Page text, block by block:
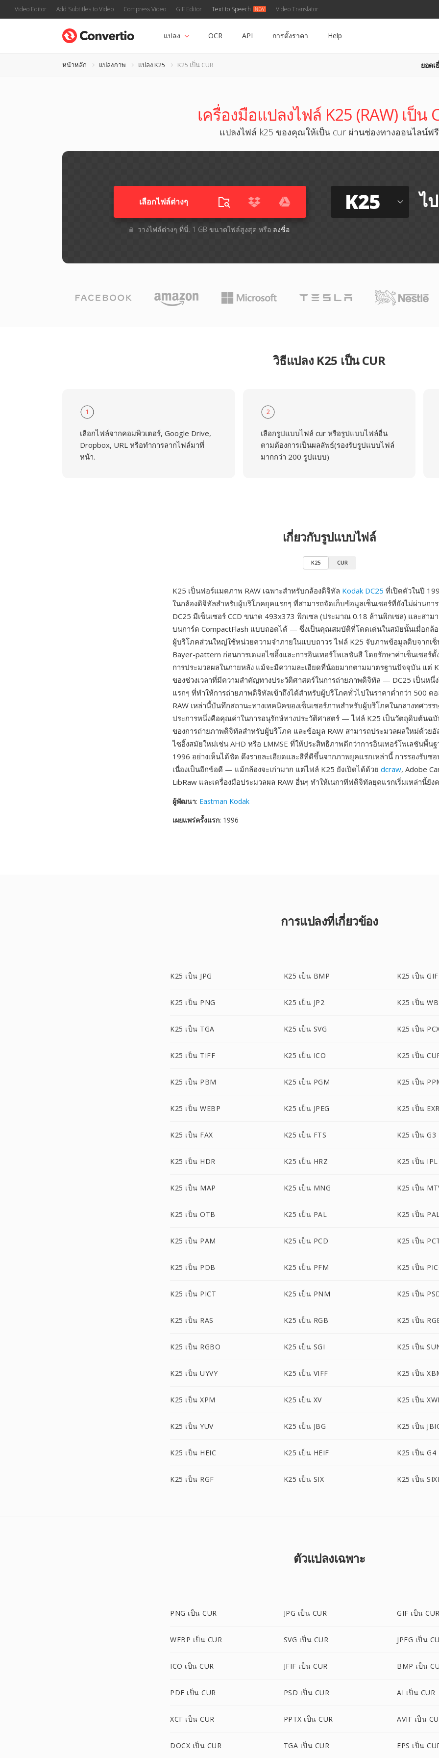
Video Editor Add Subtitles to Video Compress Video GIF Editor Text to Speech Video Translator
แปลง OCR API การตั้งราคา Help
หน้าหลัก แปลงภาพ แปลง K25 K25 เป็น CUR ยอดเ
เครื่องมือแปลงไฟล์ K25 (RAW) เป็น
แปลงไฟล์ k25 ของคุณให้เป็น cur ผ่านช่องทางออนไลน์ฟรี
เลือกไฟล์ต่างๆ​
วางไฟล์ต่างๆ​ ที่นี่. 1 GB ขนาดไฟล์สูงสุด หรือ ลงชื่อ
K25 ไ
วิธีแปลง K25 เป็น CUR
1
เลือกไฟล์จากคอมพิวเตอร์, Google Drive,
Dropbox, URL หรือทำการลากไฟล์มาที่
หน้า.
2
เลือกรูปแบบไฟล์ cur หรือรูปแบบไฟล์อื่น
ตามต้องการเป็นผลลัพธ์(รองรับรูปแบบไฟล์
มากกว่า 200 รูปแบบ)
เกี่ยวกับรูปแบบไฟล์
K25 CUR
K25 เป็นฟอร์แมตภาพ RAW เฉพาะสำหรับกล้องดิจิทัล Kodak DC25 ที่เปิดตัวในปี
ในกล้องดิจิทัลสำหรับผู้บริโภคยุคแรกๆ ที่สามารถจัดเก็บข้อมูลเซ็นเซอร์ที่ยังไม่ผ่านกา
DC25 มีเซ็นเซอร์ CCD ขนาด 493x373 พิกเซล (ประมาณ 0.18 ล้านพิกเซล) และสาม
บนการ์ด CompactFlash แบบถอดได้ — ซึ่งเป็นคุณสมบัติที่โดดเด่นในสมัยนั้นเมื่อกล้
ผู้บริโภคส่วนใหญ่ใช้หน่วยความจำภายในแบบถาวร ไฟล์ K25 จับภาพข้อมูลดิบจากเซ็
Bayer-pattern ก่อนการเดมอไซอิ้งและการอินเทอร์โพเลชันสี โดยรักษาค่าเซ็นเซอร์ดั้
การประมวลผลในภายหลัง แม้จะมีความละเอียดที่น้อยมากตามมาตรฐานปัจจุบัน แต่
ของช่วงเวลาที่มีความสำคัญทางประวัติศาสตร์ในการถ่ายภาพดิจิทัล — DC25 เป็นหนึ่
แรกๆ ที่ทำให้การถ่ายภาพดิจิทัลเข้าถึงได้สำหรับผู้บริโภคทั่วไปในราคาต่ำกว่า 500 ด
RAW เหล่านี้บันทึกสถานะทางเทคนิคของเซ็นเซอร์ภาพสำหรับผู้บริโภคในกลางทศวร
ประการหนึ่งคือคุณค่าในการอนุรักษ์ทางประวัติศาสตร์ — ไฟล์ K25 เป็นวัตถุดิบต้นฉ
ของการถ่ายภาพดิจิทัลสำหรับผู้บริโภค และข้อมูล RAW สามารถประมวลผลใหม่ด้วยอั
ไซอิ้งสมัยใหม่เช่น AHD หรือ LMMSE ที่ให้ประสิทธิภาพดีกว่าการอินเทอร์โพเลชันพื้น
1996 อย่างเห็นได้ชัด ดึงรายละเอียดและสีที่ดีขึ้นจากภาพยุคแรกเหล่านี้ การรองรับซ
เนื่องเป็นอีกข้อดี — แม้กล้องจะเก่ามาก แต่ไฟล์ K25 ยังเปิดได้ด้วย dcraw, Adobe
LibRaw และเครื่องมือประมวลผล RAW อื่นๆ ทำให้เนกาทีฟดิจิทัลยุคแรกเริ่มเหล่านี้ยัง
ผู้พัฒนา: Eastman Kodak
เผยแพร่ครั้งแรก: 1996
การแปลงที่เกี่ยวข้อง
K25 เป็น JPG K25 เป็น BMP K25 เป็น GIF
K25 เป็น PNG K25 เป็น JP2 K25 เป็น
K25 เป็น TGA K25 เป็น SVG K25 เป็น
K25 เป็น TIFF K25 เป็น ICO K25 เป็น
K25 เป็น PBM K25 เป็น PGM K25 เป็น
K25 เป็น WEBP K25 เป็น JPEG K25 เป็น EXR
K25 เป็น FAX K25 เป็น FTS K25 เป็น G3
K25 เป็น HDR K25 เป็น HRZ K25 เป็น IPL
K25 เป็น MAP K25 เป็น MNG K25 เป็น
K25 เป็น OTB K25 เป็น PAL K25 เป็น
K25 เป็น PAM K25 เป็น PCD K25 เป็น
K25 เป็น PDB K25 เป็น PFM K25 เป็น
K25 เป็น PICT K25 เป็น PNM K25 เป็น
K25 เป็น RAS K25 เป็น RGB K25 เป็น
K25 เป็น RGBO K25 เป็น SGI K25 เป็น
K25 เป็น UYVY K25 เป็น VIFF K25 เป็น
K25 เป็น XPM K25 เป็น XV K25 เป็น
K25 เป็น YUV K25 เป็น JBG K25 เป็น
K25 เป็น HEIC K25 เป็น HEIF K25 เป็น G4
K25 เป็น RGF K25 เป็น SIX K25 เป็น
ตัวแปลงเฉพาะ
PNG เป็น CUR JPG เป็น CUR GIF เป็น CUR
WEBP เป็น CUR SVG เป็น CUR JPEG เป็น
ICO เป็น CUR JFIF เป็น CUR BMP เป็น
PDF เป็น CUR PSD เป็น CUR AI เป็น CUR
XCF เป็น CUR PPTX เป็น CUR AVIF เป็น
DOCX เป็น CUR TGA เป็น CUR EPS เป็น